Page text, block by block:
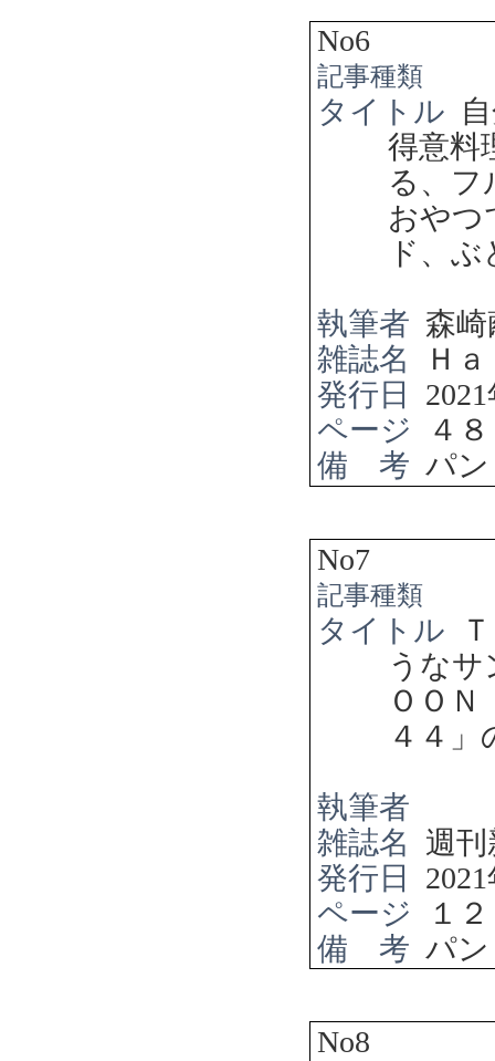
No6
記事種類
タイトル
得意料
る、
おや
ド、
執筆者 森崎
雑誌名
Ｈ
発行日
2021
ページ
４
備 考 パ
No7
記事種類
タイトル
うな
ＯＯ
４４
執筆者
雑誌名
週刊
発行日
2021
ページ
１
備 考 パ
No8